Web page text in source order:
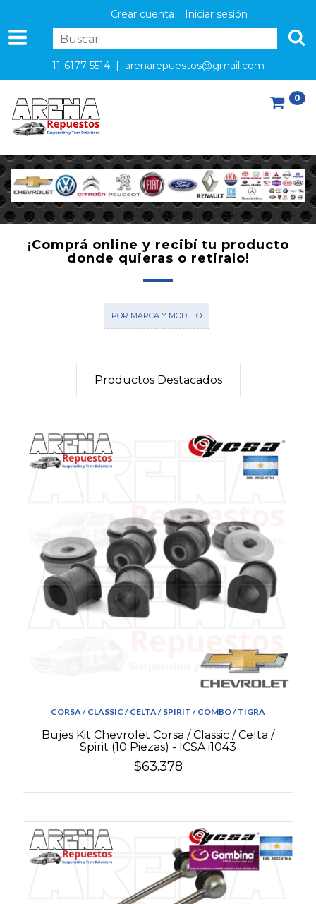
Crear cuenta Iniciar sesión
11-6177-5514 | arenarepuestos@gmail.com
0
¡Comprá online y recibí tu producto
donde quieras o retiralo!
POR MARCA Y MODELO
Productos Destacados
CORSA / CLASSIC / CELTA / SPIRIT / COMBO / TIGRA
Bujes Kit Chevrolet Corsa / Classic / Celta /
Spirit (10 Piezas) - ICSA i1043
$63.378